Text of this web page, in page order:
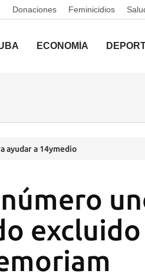
Donaciones Feminicidios
ECONOMÍA
ayudar a 14ymedio